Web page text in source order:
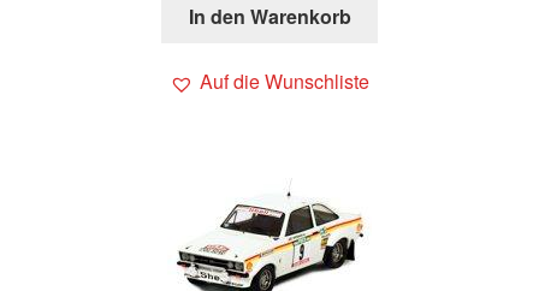
In den Warenkorb
Auf die Wunschliste